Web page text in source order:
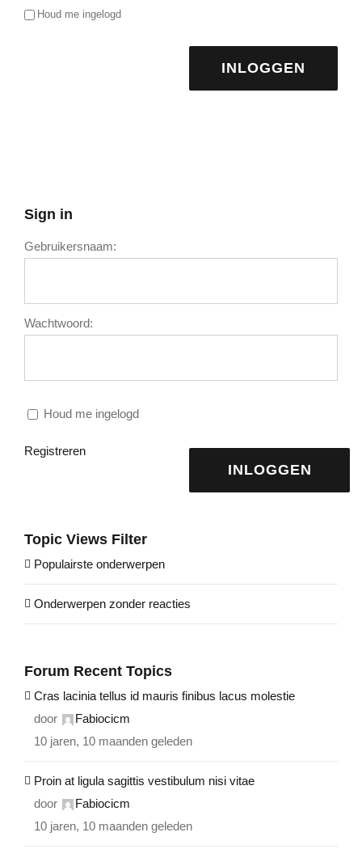
Houd me ingelogd
INLOGGEN
Sign in
Gebruikersnaam:
Wachtwoord:
Houd me ingelogd
INLOGGEN
Registreren
Topic Views Filter
Populairste onderwerpen
Onderwerpen zonder reacties
Forum Recent Topics
Cras lacinia tellus id mauris finibus lacus molestie
door
Fabiocicm
10 jaren, 10 maanden geleden
Proin at ligula sagittis vestibulum nisi vitae
door
Fabiocicm
10 jaren, 10 maanden geleden